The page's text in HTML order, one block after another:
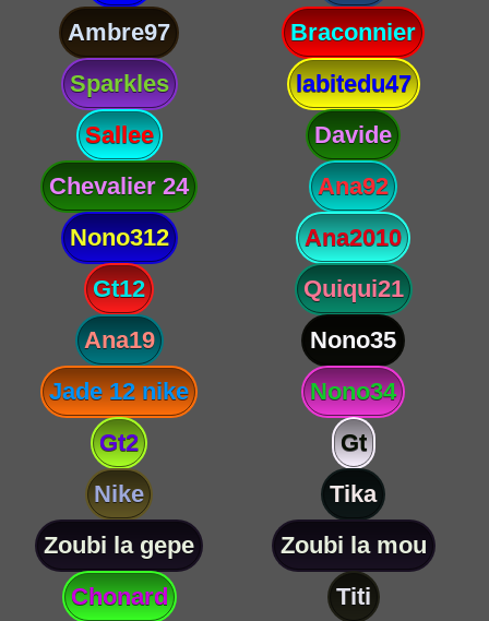
Ambre97
Braconnier
Sparkles
labitedu47
Sallee
Davide
Chevalier 24
Ana92
Nono312
Ana2010
Gt12
Quiqui21
Ana19
Nono35
Jade 12 nike
Nono34
Gt2
Gt
Nike
Tika
Zoubi la gepe
Zoubi la mou
Chonard
Titi